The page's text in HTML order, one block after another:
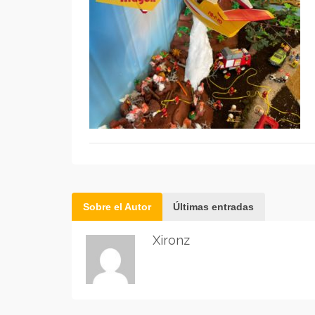
Sobre el Autor Últimas entradas
Xironz